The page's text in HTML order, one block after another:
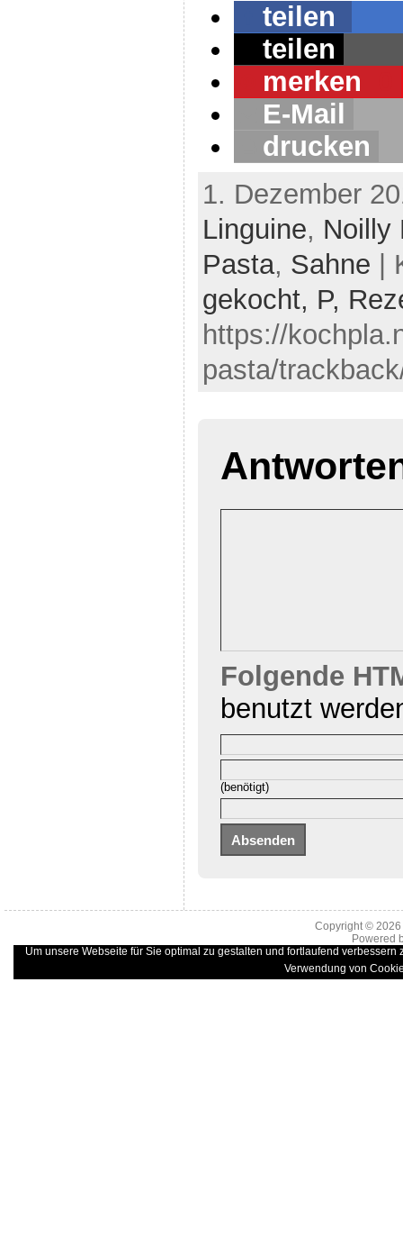
teilen
teilen
merken
E-Mail
drucken
1. Dezember
Linguine, Noilly
Pasta, Sahne |
gekocht, P,
https://
pasta/
Folgende
benutzt
(benötigt)
Copyright ©
Powered
Um unsere Webseite für Sie optimal zu gestalten und fortlaufend
Verwendung von